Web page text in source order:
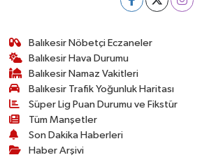
Balıkesir Nöbetçi Eczaneler
Balıkesir Hava Durumu
Balıkesir Namaz Vakitleri
Balıkesir Trafik Yoğunluk Haritası
Süper Lig Puan Durumu ve Fikstür
Tüm Manşetler
Son Dakika Haberleri
Haber Arşivi
VİZYONDAKİLER
YAŞAM